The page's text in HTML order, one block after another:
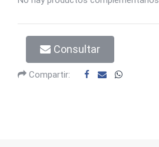
Consultar
Compartir: